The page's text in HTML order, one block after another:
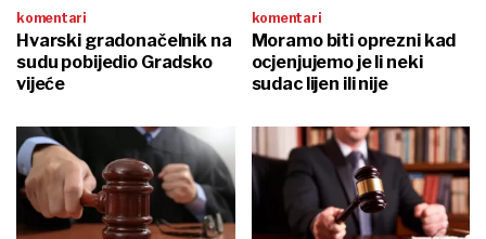
komentari
Hvarski gradonačelnik na
sudu pobijedio Gradsko
vijeće
komentari
Moramo biti oprezni kad
ocjenjujemo je li neki
sudac lijen ili nije